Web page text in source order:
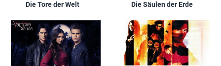
Die Tore der Welt Die Säulen der Erde